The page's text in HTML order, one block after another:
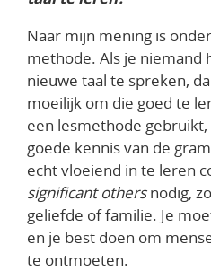
Naar mijn mening is
methode. Als je niemand
nieuwe taal te spreken,
moeilijk om die goed te
een lesmethode
goede kennis van de
echt vloeiend in te leren
significant othersnodig,
geliefde of familie. Je
en je best doen om
te ontmoeten.